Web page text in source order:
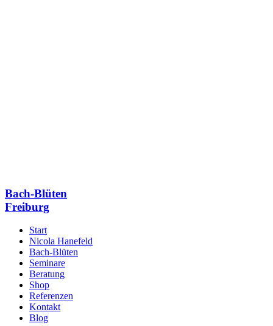
Bach-Blüten
Freiburg
Start
Nicola Hanefeld
Bach-Blüten
Seminare
Beratung
Shop
Referenzen
Kontakt
Blog